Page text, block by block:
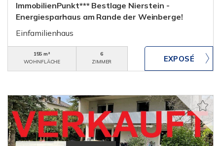
ImmobilienPunkt*** Bestlage Nierstein -
Energiesparhaus am Rande der Weinberge!
Einfamilienhaus
155 m²
WOHNFLÄCHE
6
ZIMMER